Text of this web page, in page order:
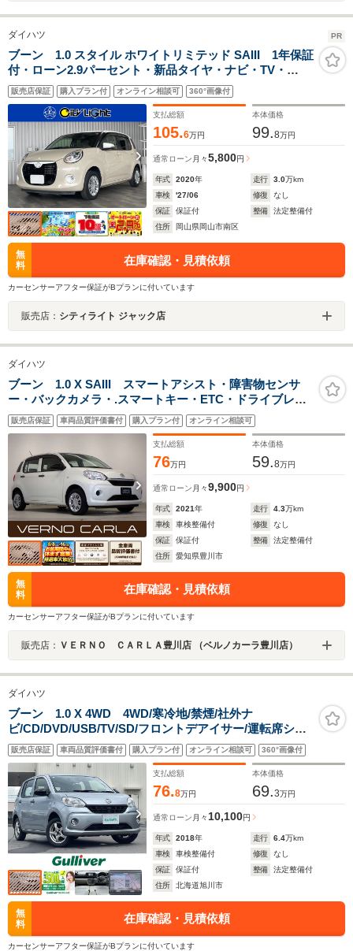
ダイハツ PR
ブーン 1.0 スタイル ホワイトリミテッド SAIII 1年保証
付・ローン2.9パーセント・新品タイヤ・ナビ・TV・
CD・DVD・Bluetooth・パノラマモニター・スマートア
シスト・アイドリングストップ・クリアランスソナー・
LEDオートライト・フォグ・オートハイビーム・ETC
販売店保証 購入プラン付 オンライン相談可 360°画像付
支払総額
105.6万円
本体価格
99.8万円
通常ローン 月々5,800円
年式 2020年 走行 3.0万km
車検
'27/06 修復
なし
保証
保証付 整備
法定整備付
住所
岡山県岡山市南区
無
料
在庫確認・見積依頼
カーセンサーアフター保証がBプランに付いています
販売店： シティライト ジャック店
ダイハツ
ブーン 1.0 X SAIII スマートアシスト・障害物センサ
ー・バックカメラ・.スマートキー・ETC・ドライブレコ
ーダー
販売店保証 車両品質評価書付 購入プラン付 オンライン相談可
支払総額
76万円
本体価格
59.8万円
通常ローン 月々9,900円
年式 2021年 走行 4.3万km
車検
車検整備付 修復
なし
保証
保証付 整備
法定整備付
住所
愛知県豊川市
無
料
在庫確認・見積依頼
カーセンサーアフター保証がBプランに付いています
販売店： ＶＥＲＮＯ ＣＡＲＬＡ豊川店 （ベルノカーラ豊川店）
ダイハツ
ブーン 1.0 X 4WD 4WD/寒冷地/禁煙/社外ナ
ビ/CD/DVD/USB/TV/SD/フロントデアイサー/運転席シー
トヒーター/ホイール付き冬タイヤ積込/ドライブレコーダ
ー/横滑り防止機能/ABS
販売店保証 車両品質評価書付 購入プラン付 オンライン相談可 360°画像付
支払総額
76.8万円
本体価格
69.3万円
通常ローン 月々 10,100円
年式 2018年 走行 6.4万km
車検
車検整備付 修復
なし
保証
保証付 整備
法定整備付
住所
北海道旭川市
無
料
在庫確認・見積依頼
カーセンサーアフター保証がBプランに付いています